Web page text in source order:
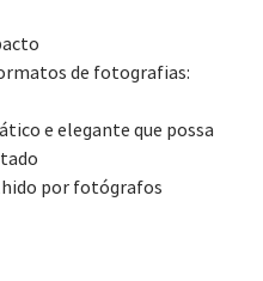
de fotografias:
e elegante que possa
por fotógrafos